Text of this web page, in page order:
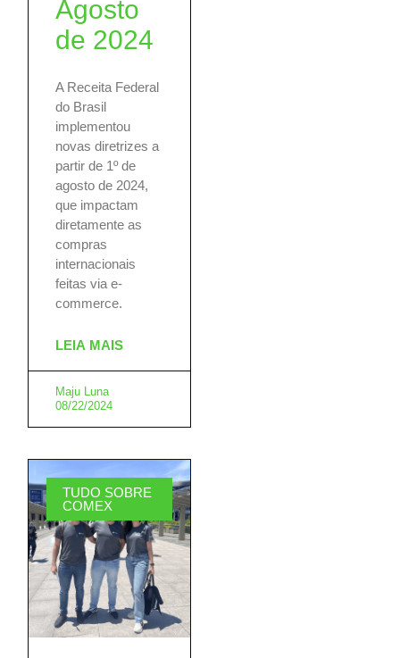
Agosto
de 2024
A Receita Federal
do Brasil
implementou
novas diretrizes a
partir de 1º de
agosto de 2024,
que impactam
diretamente as
compras
internacionais
feitas via e-
commerce.
LEIA MAIS
Maju Luna
08/22/2024
TUDO SOBRE
COMEX